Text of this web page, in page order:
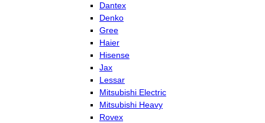
Dantex
Denko
Gree
Haier
Hisense
Jax
Lessar
Mitsubishi Electric
Mitsubishi Heavy
Rovex